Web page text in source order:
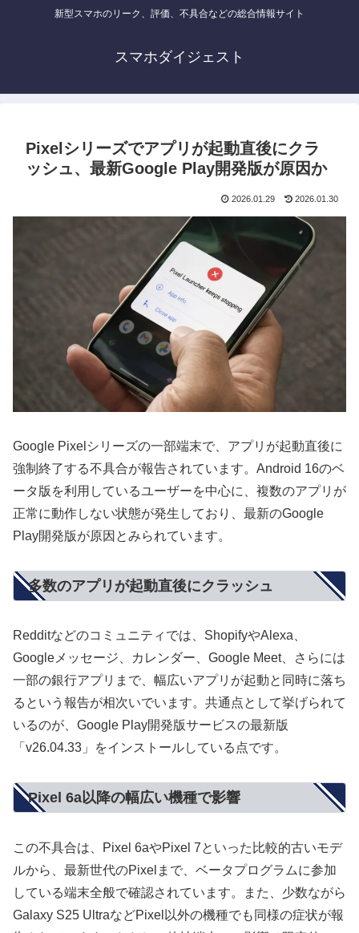
新型スマホのリーク、評価、不具合などの総合情報サイト
スマホダイジェスト
Pixelシリーズでアプリが起動直後にクラ
ッシュ、最新Google Play開発版が原因か
2026.01.29 2026.01.30
Google Pixelシリーズの一部端末で、アプリが起動直後に
強制終了する不具合が報告されています。Android 16のベ
ータ版を利用しているユーザーを中心に、複数のアプリが
正常に動作しない状態が発生しており、最新のGoogle
Play開発版が原因とみられています。
多数のアプリが起動直後にクラッシュ
Redditなどのコミュニティでは、ShopifyやAlexa、
Googleメッセージ、カレンダー、Google Meet、さらには
一部の銀行アプリまで、幅広いアプリが起動と同時に落ち
るという報告が相次いでいます。共通点として挙げられて
いるのが、Google Play開発版サービスの最新版
「v26.04.33」をインストールしている点です。
Pixel 6a以降の幅広い機種で影響
この不具合は、Pixel 6aやPixel 7といった比較的古いモデ
ルから、最新世代のPixelまで、ベータプログラムに参加
している端末全般で確認されています。また、少数ながら
Galaxy S25 UltraなどPixel以外の機種でも同様の症状が報